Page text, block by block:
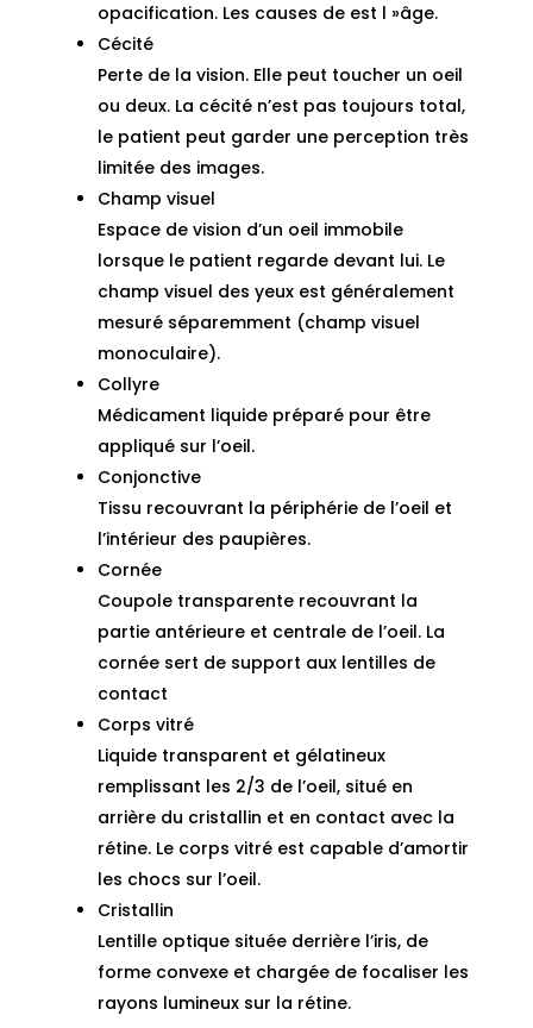
opacification. Les causes de est l »âge.
Cécité
Perte de la vision. Elle peut toucher un oeil
ou deux. La cécité n’est pas toujours total,
le patient peut garder une perception très
limitée des images.
Champ visuel
Espace de vision d’un oeil immobile
lorsque le patient regarde devant lui. Le
champ visuel des yeux est généralement
mesuré séparemment (champ visuel
monoculaire).
Collyre
Médicament liquide préparé pour être
appliqué sur l’oeil.
Conjonctive
Tissu recouvrant la périphérie de l’oeil et
l’intérieur des paupières.
Cornée
Coupole transparente recouvrant la
partie antérieure et centrale de l’oeil. La
cornée sert de support aux lentilles de
contact
Corps vitré
Liquide transparent et gélatineux
remplissant les 2/3 de l’oeil, situé en
arrière du cristallin et en contact avec la
rétine. Le corps vitré est capable d’amortir
les chocs sur l’oeil.
Cristallin
Lentille optique située derrière l’iris, de
forme convexe et chargée de focaliser les
rayons lumineux sur la rétine.